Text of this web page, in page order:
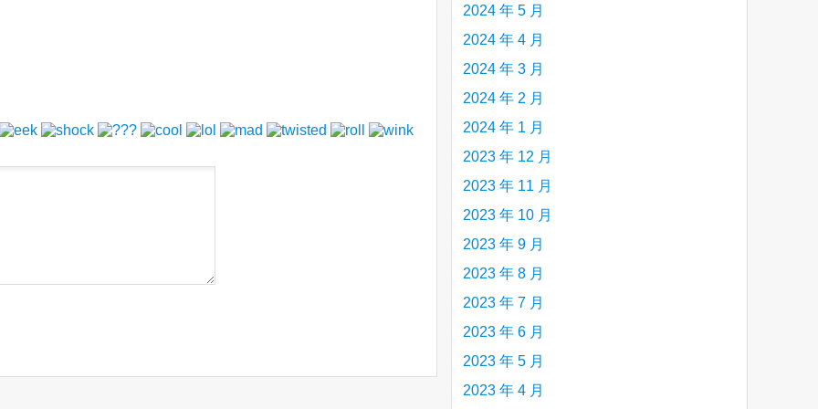
2024 年 5 月
2024 年 4 月
2024 年 3 月
2024 年 2 月
2024 年 1 月
2023 年 12 月
2023 年 11 月
2023 年 10 月
2023 年 9 月
2023 年 8 月
2023 年 7 月
2023 年 6 月
2023 年 5 月
2023 年 4 月